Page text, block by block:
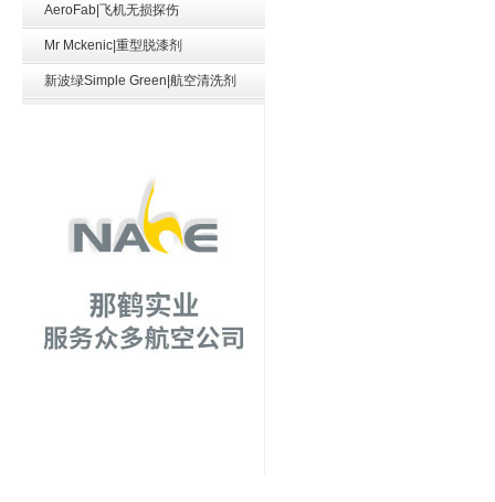
AeroFab|飞机无损探伤
Mr Mckenic|重型脱漆剂
新波绿Simple Green|航空清洗剂